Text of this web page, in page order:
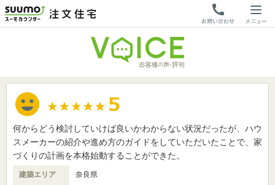
何からどう検討していけば良いかわからない状況だったが、ハウ
スメーカーの紹介や進め方のガイドをしていただいたことで、家
づくりの計画を本格始動することができた。
建築エリア 奈良県